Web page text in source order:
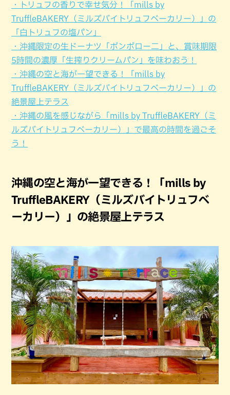
・トリュフの香りで幸せ気分！「mills by
TruffleBAKERY（ミルズバイトリュフベーカリー）」の
「白トリュフの塩パン」
・沖縄限定の生ドーナツ「ボンボロー二」と、賞味期限
5時間の濃厚「生搾りクリームパン」を味わおう！
・沖縄の空と海が一望できる！「mills by
TruffleBAKERY（ミルズバイトリュフベーカリー）」の
絶景屋上テラス
・沖縄の風を感じながら「mills by TruffleBAKERY（ミ
ルズバイトリュフベーカリー）」で最高の時間を過ごそ
う！
沖縄の空と海が一望できる！「mills by
TruffleBAKERY（ミルズバイトリュフベ
ーカリー）」の絶景屋上テラス